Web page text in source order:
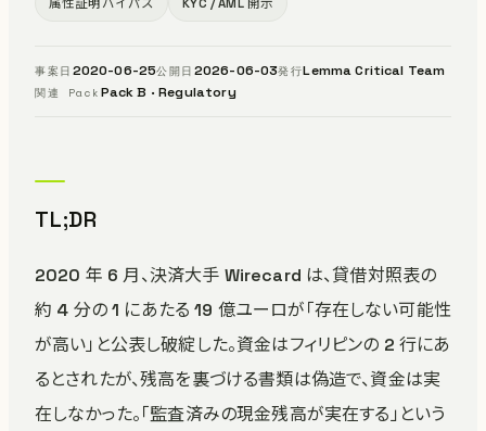
属性証明バイパス KYC / AML 開示
事案日 2020-06-25公開日 2026-06-03発行Lemma Critical Team
関連 Pack Pack B · Regulatory
TL;DR
2020 年 6 月、決済大手 Wirecard は、貸借対照表の
約 4 分の 1 にあたる 19 億ユーロが「存在しない可能性
が高い」と公表し破綻した。資金はフィリピンの 2 行にあ
るとされたが、残高を裏づける書類は偽造で、資金は実
在しなかった。「監査済みの現金残高が実在する」という